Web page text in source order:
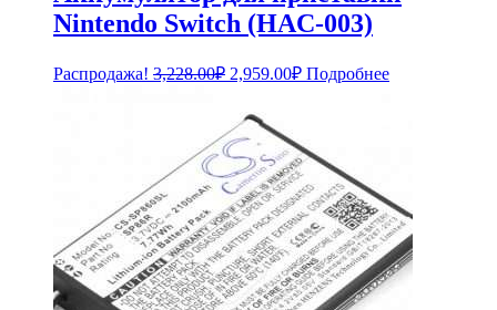
Nintendo Switch (HAC-003)
Распродажа! 3,228.00₽ Первоначальная
3,228.00₽.
2,959.00₽Текущая
цена:
Подробнее